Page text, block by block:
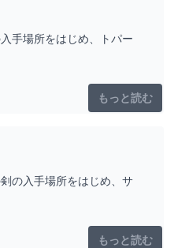
手場所をはじめ、トパー
もっと読む
の入手場所をはじめ、サ
もっと読む